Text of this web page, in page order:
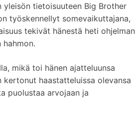
yleisön tietoisuuteen Big Brother
työskennellyt somevaikuttajana,
tekivät hänestä heti ohjelman
mikä toi hänen ajatteluunsa
kertonut haastatteluissa olevansa
puolustaa arvojaan ja